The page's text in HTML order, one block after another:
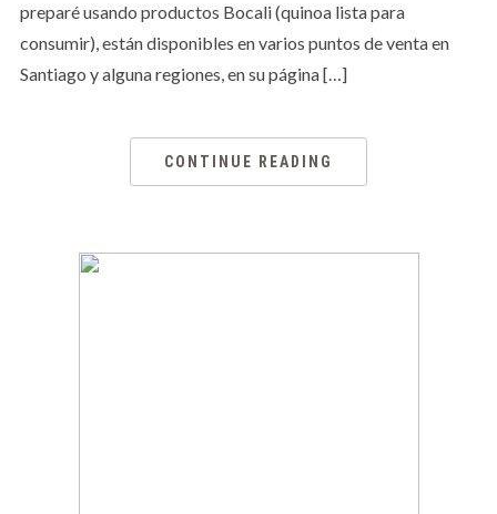
preparé usando productos Bocali (quinoa lista para
consumir), están disponibles en varios puntos de venta en
Santiago y alguna regiones, en su página […]
CONTINUE READING